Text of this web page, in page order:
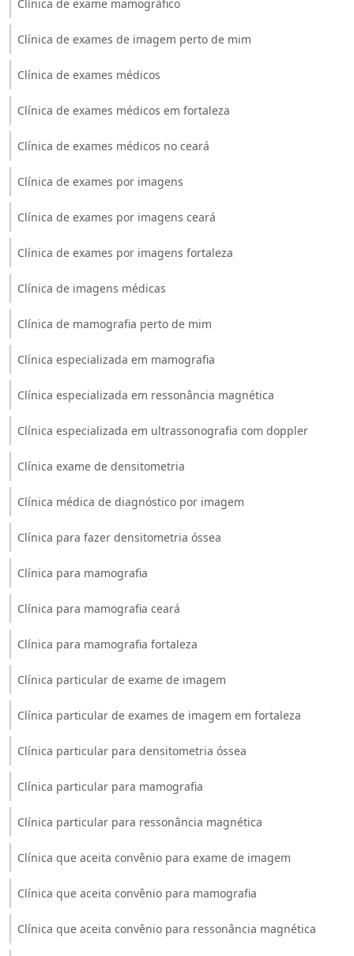
Clínica de exame mamográfico
Clínica de exames de imagem perto de mim
Clínica de exames médicos
Clínica de exames médicos em fortaleza
Clínica de exames médicos no ceará
Clínica de exames por imagens
Clínica de exames por imagens ceará
Clínica de exames por imagens fortaleza
Clínica de imagens médicas
Clínica de mamografia perto de mim
Clínica especializada em mamografia
Clínica especializada em ressonância magnética
Clínica especializada em ultrassonografia com doppler
Clínica exame de densitometria
Clínica médica de diagnóstico por imagem
Clínica para fazer densitometria óssea
Clínica para mamografia
Clínica para mamografia ceará
Clínica para mamografia fortaleza
Clínica particular de exame de imagem
Clínica particular de exames de imagem em fortaleza
Clínica particular para densitometria óssea
Clínica particular para mamografia
Clínica particular para ressonância magnética
Clínica que aceita convênio para exame de imagem
Clínica que aceita convênio para mamografia
Clínica que aceita convênio para ressonância magnética